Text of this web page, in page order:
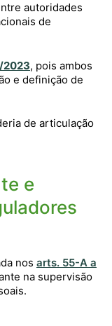
autoridades
de
2023, pois ambos
e definição de
de articulação
e
nos arts. 55-A a
na supervisão